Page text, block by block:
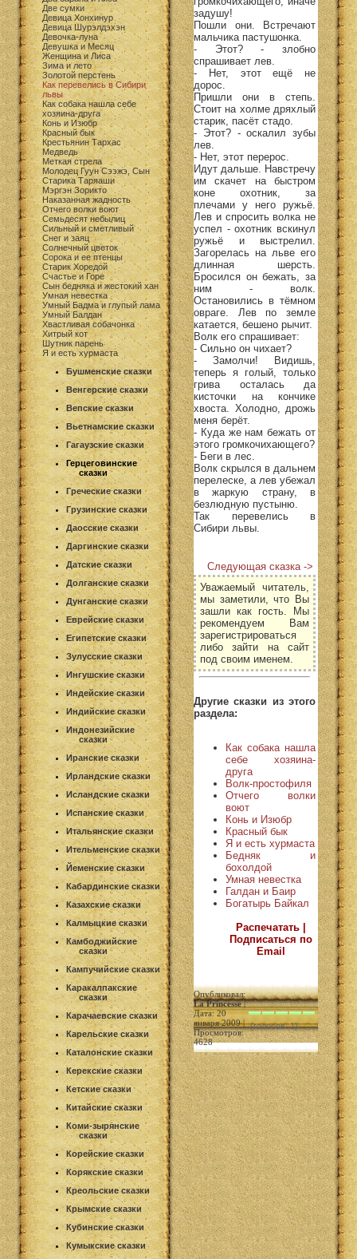
Две сумки
Девица Хонхинур
Девица Шурэлдэхэн
Девочка-луна
Девушка и Месяц
Женщина и Лиса
Зима и лето
Золотой перстень
Как перевелись в Сибири
львы
Как собака нашла себе
хозяина-друга
Конь и Изюбр
Красный бык
Крестьянин Тархас
Медведь
Меткая стрела
Молодец Гуун Сээжэ, Сын
Старика Таряаши
Мэргэн Зорикто
Наказанная жадность
Отчего волки воют
Семьдесят небылиц
Сильный и сметливый
Снег и заяц
Солнечный цветок
Сорока и ее птенцы
Старик Хоредой
Счастье и Горе
Сын бедняка и жестокий хан
Умная невестка
Умный Бадма и глупый лама
Умный Балдан
Хвастливая собачонка
Хитрый кот
Шутник парень
Я и есть хурмаста
Бушменские сказки
Венгерские сказки
Вепские сказки
Вьетнамские сказки
Гагаузские сказки
Герцеговинские
сказки
Греческие сказки
Грузинские сказки
Даосские сказки
Даргинские сказки
Датские сказки
Долганские сказки
Дунганские сказки
Еврейские сказки
Египетские сказки
Зулусские сказки
Ингушские сказки
Индейские сказки
Индийские сказки
Индонезийские
сказки
Иранские сказки
Ирландские сказки
Исландские сказки
Испанские сказки
Итальянские сказки
Ительменские сказки
Йеменские сказки
Кабардинские сказки
Казахские сказки
Калмыцкие сказки
Камбоджийские
сказки
Кампучийские сказки
Каракалпакские
сказки
Карачаевские сказки
Карельские сказки
Каталонские сказки
Керекские сказки
Кетские сказки
Китайские сказки
Коми-зырянские
сказки
Корейские сказки
Корякские сказки
Креольские сказки
Крымские сказки
Кубинские сказки
Кумыкские сказки
задушу!
Пошли они. Встречают
мальчика пастушонка.
- Этот? - злобно
спрашивает лев.
- Нет, этот ещё не
дорос.
Пришли они в степь.
Стоит на холме дряхлый
старик, пасёт стадо.
- Этот? - оскалил зубы
лев.
- Нет, этот перерос.
Идут дальше. Навстречу
им скачет на быстром
коне охотник, за
плечами у него ружьё.
Лев и спросить волка не
успел - охотник вскинул
ружьё и выстрелил.
Загорелась на льве его
длинная шерсть.
Бросился он бежать, за
ним - волк.
Остановились в тёмном
овраге. Лев по земле
катается, бешено рычит.
Волк его спрашивает:
- Сильно он чихает?
- Замолчи! Видишь,
теперь я голый, только
грива осталась да
кисточки на кончике
хвоста. Холодно, дрожь
меня берёт.
- Куда же нам бежать от
этого громкочихающего?
- Беги в лес.
Волк скрылся в дальнем
перелеске, а лев убежал
в жаркую страну, в
безлюдную пустыню.
Так перевелись в
Сибири львы.
Следующая сказка ->
Уважаемый читатель,
мы заметили, что Вы
зашли как гость. Мы
рекомендуем Вам
зарегистрироваться
либо зайти на сайт
под своим именем.
Другие сказки из этого
раздела:
Как собака нашла
себе хозяина-
друга
Волк-простофиля
Отчего волки
воют
Конь и Изюбр
Красный бык
Я и есть хурмаста
Бедняк и
бохолдой
Умная невестка
Галдан и Баир
Богатырь Байкал
Распечатать |
Подписаться по
Email
Опубликовал:
La Princesse|
Дата: 20
января 2009 |
Просмотров:
4628
(голосов: 1)